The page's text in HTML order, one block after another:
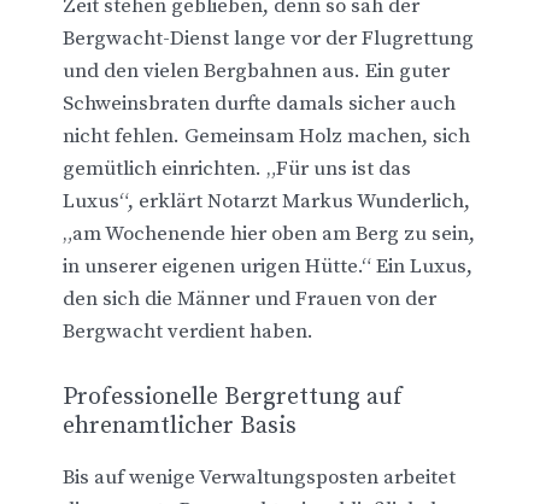
Zeit stehen geblieben, denn so sah der
Bergwacht-Dienst lange vor der Flugrettung
und den vielen Bergbahnen aus. Ein guter
Schweinsbraten durfte damals sicher auch
nicht fehlen. Gemeinsam Holz machen, sich
gemütlich einrichten. „Für uns ist das
Luxus“, erklärt Notarzt Markus Wunderlich,
„am Wochenende hier oben am Berg zu sein,
in unserer eigenen urigen Hütte.“ Ein Luxus,
den sich die Männer und Frauen von der
Bergwacht verdient haben.
Professionelle Bergrettung auf
ehrenamtlicher Basis
Bis auf wenige Verwaltungsposten arbeitet